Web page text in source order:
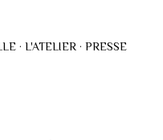
L'ATELIER PRESSE